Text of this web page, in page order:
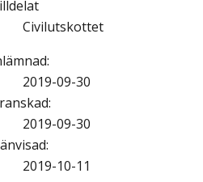
Civilutskottet
:
2019-09-30
:
2019-09-30
:
2019-10-11